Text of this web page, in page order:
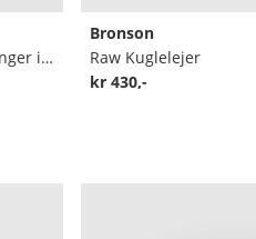
96A Hardcore Hard Skateboard bøsninger incl. Washer
Bronson
Raw Kuglelejer
kr 430,-